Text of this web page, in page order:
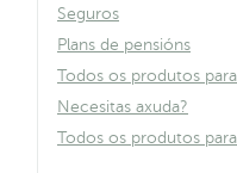
Seguros
Plans de pensións
Todos os produtos
Necesitas axuda?
Todos os produtos